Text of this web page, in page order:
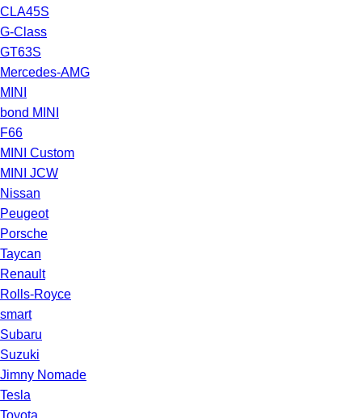
CLA45S
G-Class
GT63S
Mercedes-AMG
MINI
bond MINI
F66
MINI Custom
MINI JCW
Nissan
Peugeot
Porsche
Taycan
Renault
Rolls-Royce
smart
Subaru
Suzuki
Jimny Nomade
Tesla